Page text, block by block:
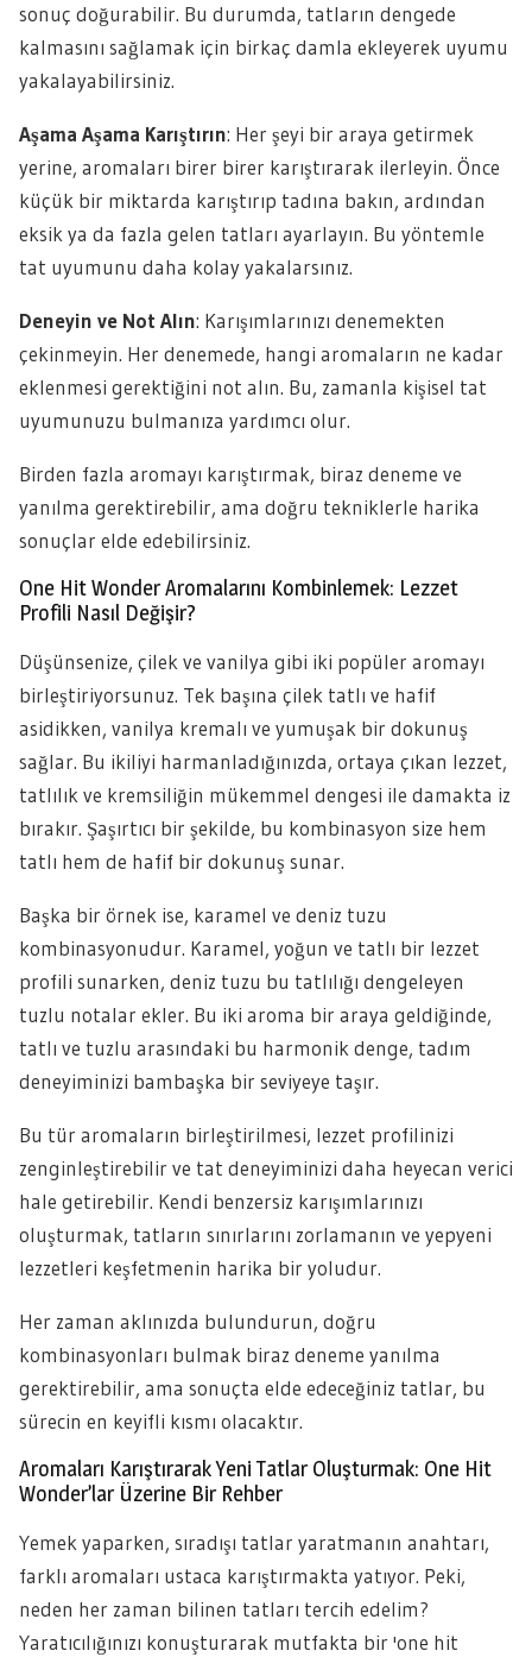
sonuç doğurabilir. Bu durumda, tatların dengede
kalmasını sağlamak için birkaç damla ekleyerek uyumu
yakalayabilirsiniz.
Aşama Aşama Karıştırın: Her şeyi bir araya getirmek
yerine, aromaları birer birer karıştırarak ilerleyin. Önce
küçük bir miktarda karıştırıp tadına bakın, ardından
eksik ya da fazla gelen tatları ayarlayın. Bu yöntemle
tat uyumunu daha kolay yakalarsınız.
Deneyin ve Not Alın: Karışımlarınızı denemekten
çekinmeyin. Her denemede, hangi aromaların ne kadar
eklenmesi gerektiğini not alın. Bu, zamanla kişisel tat
uyumunuzu bulmanıza yardımcı olur.
Birden fazla aromayı karıştırmak, biraz deneme ve
yanılma gerektirebilir, ama doğru tekniklerle harika
sonuçlar elde edebilirsiniz.
One Hit Wonder Aromalarını Kombinlemek: Lezzet
Profili Nasıl Değişir?
Düşünsenize, çilek ve vanilya gibi iki popüler aromayı
birleştiriyorsunuz. Tek başına çilek tatlı ve hafif
asidikken, vanilya kremalı ve yumuşak bir dokunuş
sağlar. Bu ikiliyi harmanladığınızda, ortaya çıkan lezzet,
tatlılık ve kremsiliğin mükemmel dengesi ile damakta iz
bırakır. Şaşırtıcı bir şekilde, bu kombinasyon size hem
tatlı hem de hafif bir dokunuş sunar.
Başka bir örnek ise, karamel ve deniz tuzu
kombinasyonudur. Karamel, yoğun ve tatlı bir lezzet
profili sunarken, deniz tuzu bu tatlılığı dengeleyen
tuzlu notalar ekler. Bu iki aroma bir araya geldiğinde,
tatlı ve tuzlu arasındaki bu harmonik denge, tadım
deneyiminizi bambaşka bir seviyeye taşır.
Bu tür aromaların birleştirilmesi, lezzet profilinizi
zenginleştirebilir ve tat deneyiminizi daha heyecan verici
hale getirebilir. Kendi benzersiz karışımlarınızı
oluşturmak, tatların sınırlarını zorlamanın ve yepyeni
lezzetleri keşfetmenin harika bir yoludur.
Her zaman aklınızda bulundurun, doğru
kombinasyonları bulmak biraz deneme yanılma
gerektirebilir, ama sonuçta elde edeceğiniz tatlar, bu
sürecin en keyifli kısmı olacaktır.
Aromaları Karıştırarak Yeni Tatlar Oluşturmak: One Hit
Wonder’lar Üzerine Bir Rehber
Yemek yaparken, sıradışı tatlar yaratmanın anahtarı,
farklı aromaları ustaca karıştırmakta yatıyor. Peki,
neden her zaman bilinen tatları tercih edelim?
Yaratıcılığınızı konuşturarak mutfakta bir 'one hit